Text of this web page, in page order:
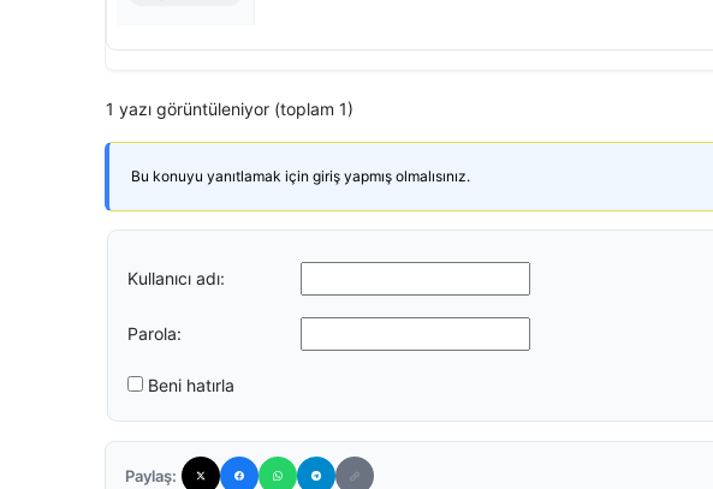
1 yazı görüntüleniyor (toplam 1)
Bu konuyu yanıtlamak için giriş yapmış olmalısınız.
Kullanıcı adı:
Parola:
Beni hatırla
Paylaş: